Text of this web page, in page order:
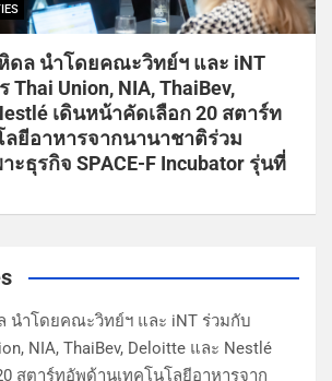
ดล นำโดยคณะวิทย์ฯ และ iNT
Union, NIA, ThaiBev,
เดินหน้าคัดเลือก 20 สตาร์ท
ยีอาหารจากนานาชาติร่วม
ะธุรกิจ SPACE-F Incubator รุ่นที่
นำโดยคณะวิทย์ฯ และ iNT ร่วมกับ
NIA, ThaiBev, Deloitte และ Nestlé
สตาร์ทอัพด้านเทคโนโลยีอาหารจาก